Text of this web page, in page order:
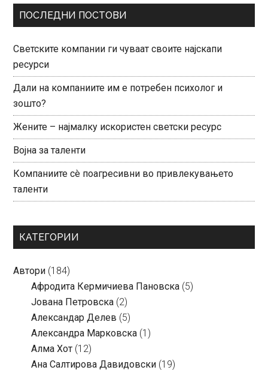
ПОСЛЕДНИ ПОСТОВИ
Светските компании ги чуваат своите најскапи
ресурси
Дали на компаниите им е потребен психолог и
зошто?
Жените – најмалку искористен светски ресурс
Војна за таленти
Компаниите сè поагресивни во привлекувањето
таленти
КАТЕГОРИИ
Автори (184)
Aфродита Кермичиева Пановска (5)
Јована Петровска (2)
Александар Делев (5)
Александра Марковска (1)
Алма Хот (12)
Ана Салтирова Давидовски (19)